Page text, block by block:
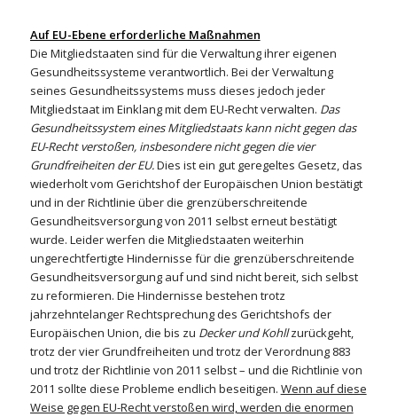
Auf EU-Ebene erforderliche Maßnahmen
Die Mitgliedstaaten sind für die Verwaltung ihrer eigenen
Gesundheitssysteme verantwortlich. Bei der Verwaltung
seines Gesundheitssystems muss dieses jedoch jeder
Mitgliedstaat im Einklang mit dem EU-Recht verwalten. Das
Gesundheitssystem eines Mitgliedstaats kann nicht gegen das
EU-Recht verstoßen, insbesondere nicht gegen die vier
Grundfreiheiten der EU.Dies ist ein gut geregeltes Gesetz, das
wiederholt vom Gerichtshof der Europäischen Union bestätigt
und in der Richtlinie über die grenzüberschreitende
Gesundheitsversorgung von 2011 selbst erneut bestätigt
wurde. Leider werfen die Mitgliedstaaten weiterhin
ungerechtfertigte Hindernisse für die grenzüberschreitende
Gesundheitsversorgung auf und sind nicht bereit, sich selbst
zu reformieren. Die Hindernisse bestehen trotz
jahrzehntelanger Rechtsprechung des Gerichtshofs der
Europäischen Union, die bis zu Decker und Kohllzurückgeht,
trotz der vier Grundfreiheiten und trotz der Verordnung 883
und trotz der Richtlinie von 2011 selbst – und die Richtlinie von
2011 sollte diese Probleme endlich beseitigen. Wenn auf diese
Weise gegen EU-Recht verstoßen wird, werden die enormen